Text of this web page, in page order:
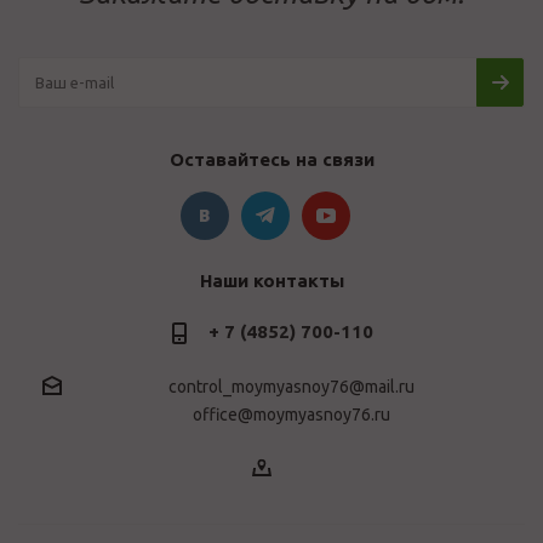
Оставайтесь на связи
Наши контакты
+ 7 (4852) 700-110
control_moymyasnoy76@mail.ru
office@moymyasnoy76.ru